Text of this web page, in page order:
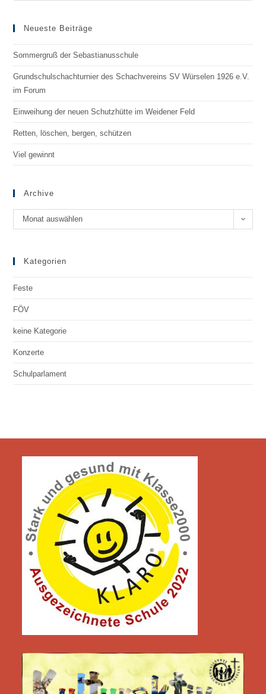
Neueste Beiträge
Sommergruß der Sebastianusschule
Grundschulschachturnier des Schachvereins SV Würselen 1926 e.V.
im Forum
Einweihung der neuen Schutzhütte im Weidener Feld
Retten, löschen, bergen, schützen
Viel gewinnt
Archive
Monat auswählen
Kategorien
Feste
FÖV
keine Kategorie
Konzerte
Schulparlament